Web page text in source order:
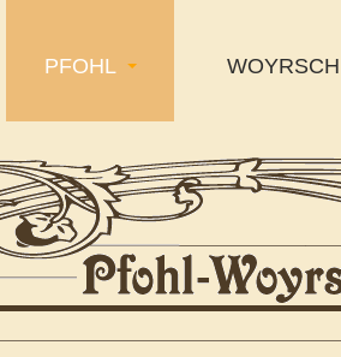
PFOHL WOYRSCH